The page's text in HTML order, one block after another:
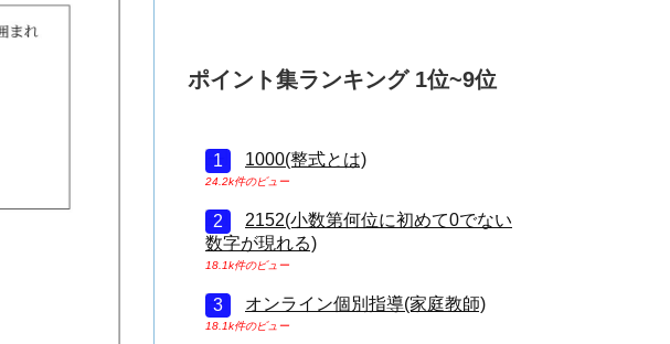
ポイント集ランキング 1位~9位
1000(整式とは)
24.2k件のビュー
2152(小数第何位に初めて0でない
数字が現れる)
18.1k件のビュー
オンライン個別指導(家庭教師)
18.1k件のビュー